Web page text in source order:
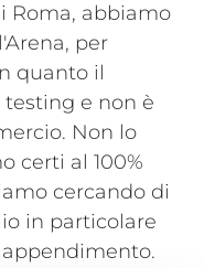
Roma, abbiamo
per
quanto il
e non è
Non lo
certi al 100%
cercando di
in particolare